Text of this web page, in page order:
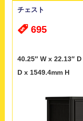
チェスト
695
40.25″ W x 22.13″
D x 1549.4mm H